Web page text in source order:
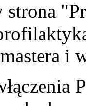
strona
i